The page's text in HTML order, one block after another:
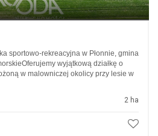
sportowo-rekreacyjna w Płonnie, gmina
wyjątkową działkę o
w malowniczej okolicy przy lesie w
2 ha